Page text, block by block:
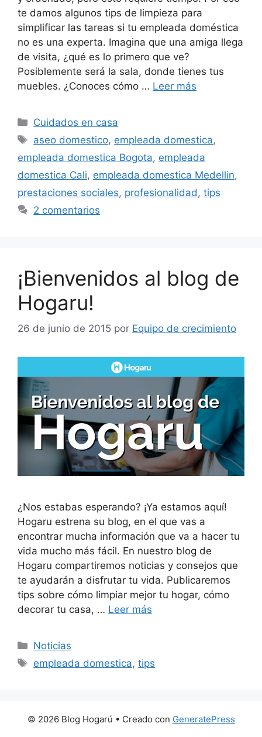
te damos algunos tips de limpieza para
simplificar las tareas si tu empleada doméstica
no es una experta. Imagina que una amiga llega
de visita, ¿qué es lo primero que ve?
Posiblemente será la sala, donde tienes tus
muebles. ¿Conoces cómo … Leer más
Categorías
Cuidados en casa
Etiquetas
aseo domestico, empleada domestica,
empleada domestica Bogota, empleada
domestica Cali, empleada domestica Medellin,
prestaciones sociales, profesionalidad , tips
2 comentarios
¡Bienvenidos al blog de
Hogaru!
26 de junio de 2015 por Equipo de crecimiento
¿Nos estabas esperando? ¡Ya estamos aquí!
Hogaru estrena su blog, en el que vas a
encontrar mucha información que va a hacer tu
vida mucho más fácil. En nuestro blog de
Hogaru compartiremos noticias y consejos que
te ayudarán a disfrutar tu vida. Publicaremos
tips sobre cómo limpiar mejor tu hogar, cómo
decorar tu casa, … Leer más
Categorías
Noticias
Etiquetas
empleada domestica,tips
© 2026 Blog Hogarú • Creado con GeneratePress